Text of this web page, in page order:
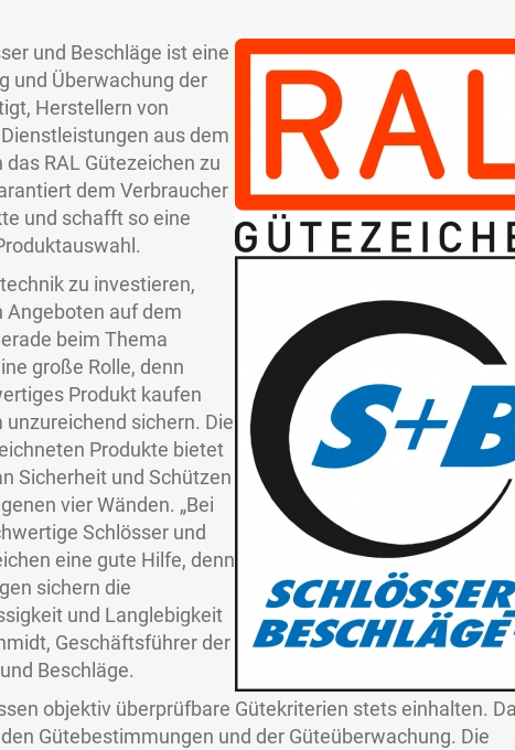
und Beschläge ist eine
und Überwachung der
Herstellern von
aus dem
RAL Gütezeichen zu
dem Verbraucher
und schafft so eine
zu investieren,
Angeboten auf dem
beim Thema
große Rolle, denn
Produkt kaufen
sichern. Die
Produkte bietet
Sicherheit und Schützen
vier Wänden. „Bei
Schlösser und
eine gute Hilfe, denn
sichern die
und Langlebigkeit
Geschäftsführer der
Beschläge.
objektiv überprüfbare Gütekriterien stets einhalten.
Gütebestimmungen und der Güteüberwachung. Die